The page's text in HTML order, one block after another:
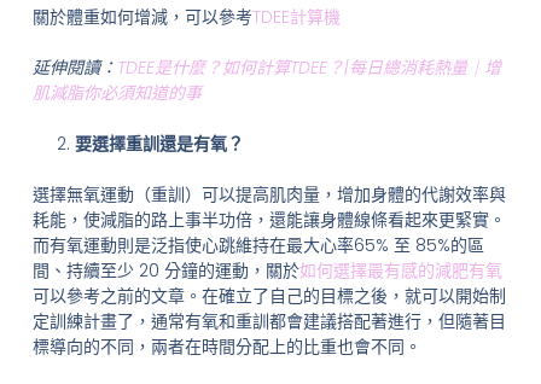
關於體重如何增減，可以參考TDEE計算機
延伸閱讀： TDEE是什麼？如何計算TDEE？|每日總消耗熱量｜增
肌減脂你必須知道的事
要選擇重訓還是有氧？
選擇無氧運動（重訓）可以提高肌肉量，增加身體的代謝效率與
耗能，使減脂的路上事半功倍，還能讓身體線條看起來更緊實。
而有氧運動則是泛指使心跳維持在最大心率65% 至 85%的區
間、持續至少 20 分鐘的運動，關於如何選擇最有感的減肥有氧
可以參考之前的文章。在確立了自己的目標之後，就可以開始制
定訓練計畫了，通常有氧和重訓都會建議搭配著進行，但隨著目
標導向的不同，兩者在時間分配上的比重也會不同。